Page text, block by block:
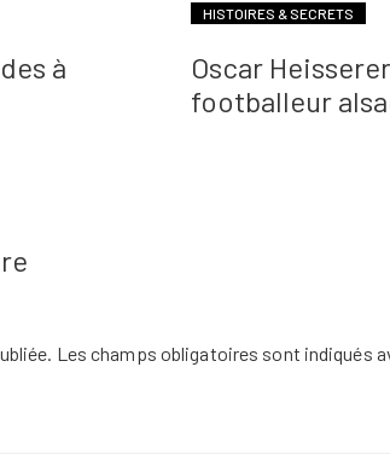
à
HISTOIRES & SECRETS
Oscar
footballeur
Les champs obligatoires sont indiqués